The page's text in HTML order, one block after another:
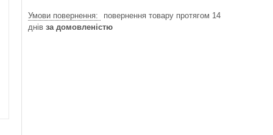
повернення товару протягом 14
днів за домовленістю